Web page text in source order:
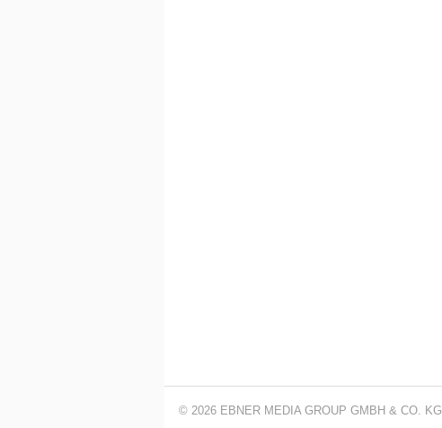
© 2026 EBNER MEDIA GROUP GMBH & CO. KG